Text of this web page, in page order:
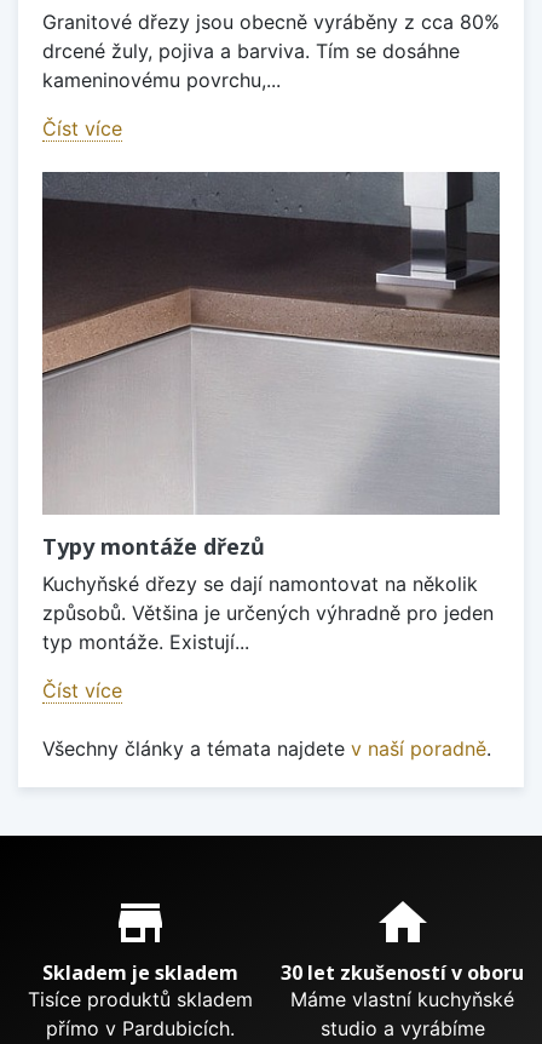
Granitové dřezy jsou obecně vyráběny z cca 80%
drcené žuly, pojiva a barviva. Tím se dosáhne
kameninovému povrchu,...
Číst více
Typy montáže dřezů
Kuchyňské dřezy se dají namontovat na několik
způsobů. Většina je určených výhradně pro jeden
typ montáže. Existují...
Číst více
Všechny články a témata najdete v naší poradně.
Proč nakupovat u nás?
store_mall_directory
Skladem je skladem
Tisíce produktů skladem
přímo v Pardubicích.
home
30 let zkušeností v oboru
Máme vlastní kuchyňské
studio a vyrábíme